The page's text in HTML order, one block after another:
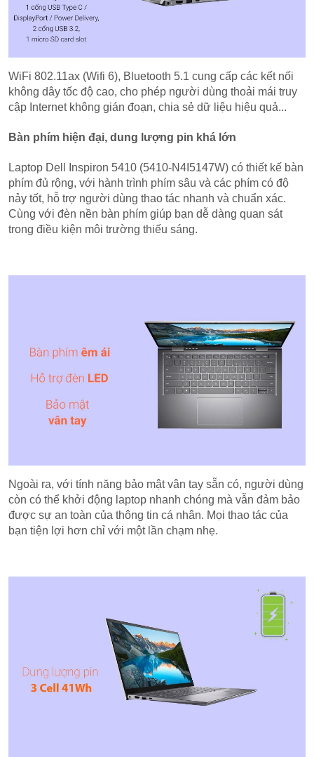
WiFi 802.11ax (Wifi 6), Bluetooth 5.1 cung cấp các kết nối
không dây tốc độ cao, cho phép người dùng thoải mái truy
cập Internet không gián đoạn, chia sẻ dữ liệu hiệu quả...
Bàn phím hiện đại, dung lượng pin khá lớn
Laptop Dell Inspiron 5410 (5410-N4I5147W) có thiết kế bàn
phím đủ rộng, với hành trình phím sâu và các phím có độ
nảy tốt, hỗ trợ người dùng thao tác nhanh và chuẩn xác.
Cùng với đèn nền bàn phím giúp bạn dễ dàng quan sát
trong điều kiện môi trường thiếu sáng.
Ngoài ra, với tính năng bảo mật vân tay sẵn có, người dùng
còn có thể khởi động laptop nhanh chóng mà vẫn đảm bảo
được sự an toàn của thông tin cá nhân. Mọi thao tác của
bạn tiện lợi hơn chỉ với một lần chạm nhẹ.